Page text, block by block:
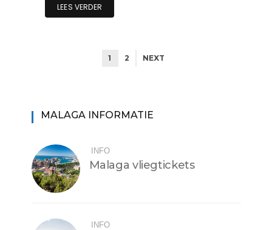
LEES VERDER
1 2 NEXT
MALAGA INFORMATIE
INFO
Malaga vliegtickets
INFO